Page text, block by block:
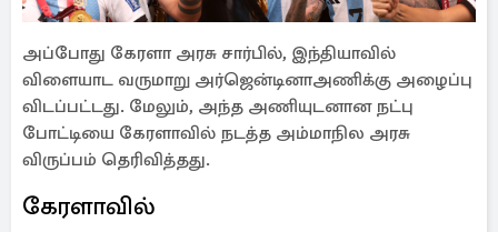
அப்போது கேரளா அரசு சார்பில், இந்தியாவில்
விளையாட வருமாறு அர்ஜென்டினாஅணிக்கு அழைப்பு
விடப்பட்டது. மேலும், அந்த அணியுடனான நட்பு
போட்டியை கேரளாவில் நடத்த அம்மாநில அரசு
விருப்பம் தெரிவித்தது.
கேரளாவில்